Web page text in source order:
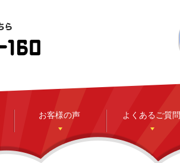
お客様の声 よくあるご質問